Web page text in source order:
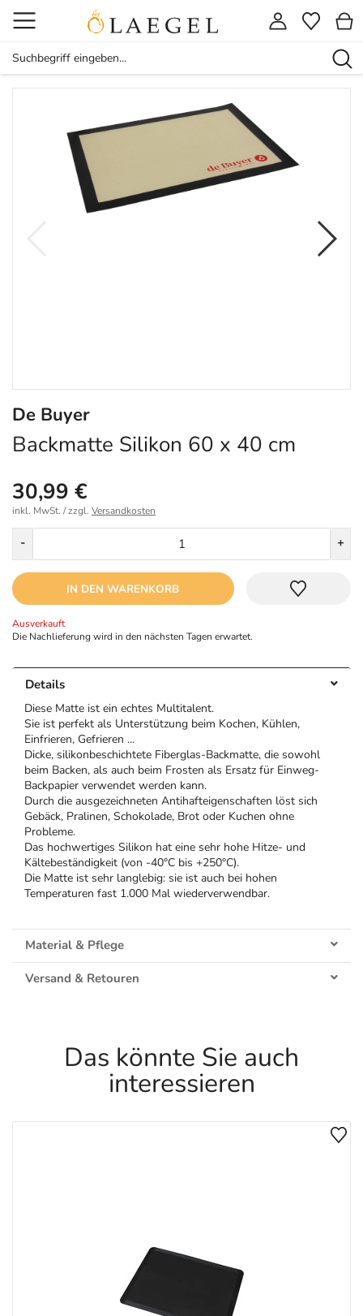
De Buyer
Backmatte Silikon 60 x 40 cm
30,99 €
inkl. MwSt. / zzgl. Versandkosten
- +
IN DEN WARENKORB
Ausverkauft
Die Nachlieferung wird in den nächsten Tagen erwartet.
Details
Diese Matte ist ein echtes Multitalent.
Sie ist perfekt als Unterstützung beim Kochen, Kühlen,
Einfrieren, Gefrieren ...
Dicke, silikonbeschichtete Fiberglas-Backmatte, die sowohl
beim Backen, als auch beim Frosten als Ersatz für Einweg-
Backpapier verwendet werden kann.
Durch die ausgezeichneten Antihafteigenschaften löst sich
Gebäck, Pralinen, Schokolade, Brot oder Kuchen ohne
Probleme.
Das hochwertiges Silikon hat eine sehr hohe Hitze- und
Kältebeständigkeit (von -40°C bis +250°C).
Die Matte ist sehr langlebig: sie ist auch bei hohen
Temperaturen fast 1.000 Mal wiederverwendbar.
Material & Pflege
Versand & Retouren
Das könnte Sie auch
interessieren